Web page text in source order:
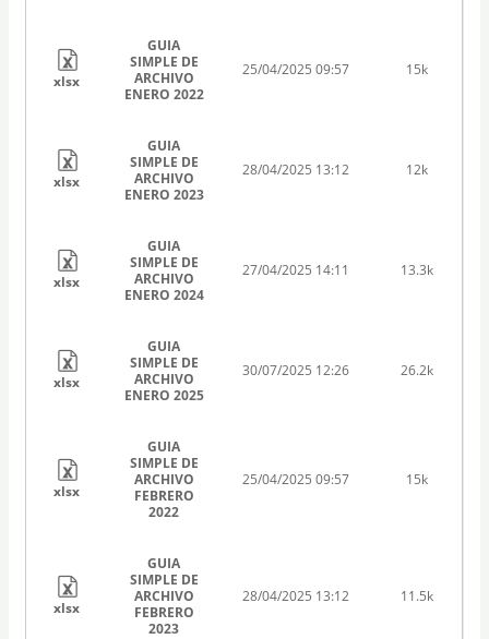
xlsx
GUIA
SIMPLE DE
ARCHIVO
ENERO 2022
25/04/2025 09:57 15k
xlsx
GUIA
SIMPLE DE
ARCHIVO
ENERO 2023
28/04/2025 13:12 12k
xlsx
GUIA
SIMPLE DE
ARCHIVO
ENERO 2024
27/04/2025 14:11 13.3k
xlsx
GUIA
SIMPLE DE
ARCHIVO
ENERO 2025
30/07/2025 12:26 26.2k
xlsx
GUIA
SIMPLE DE
ARCHIVO
FEBRERO
2022
25/04/2025 09:57 15k
xlsx
GUIA
SIMPLE DE
ARCHIVO
FEBRERO
2023
28/04/2025 13:12 11.5k